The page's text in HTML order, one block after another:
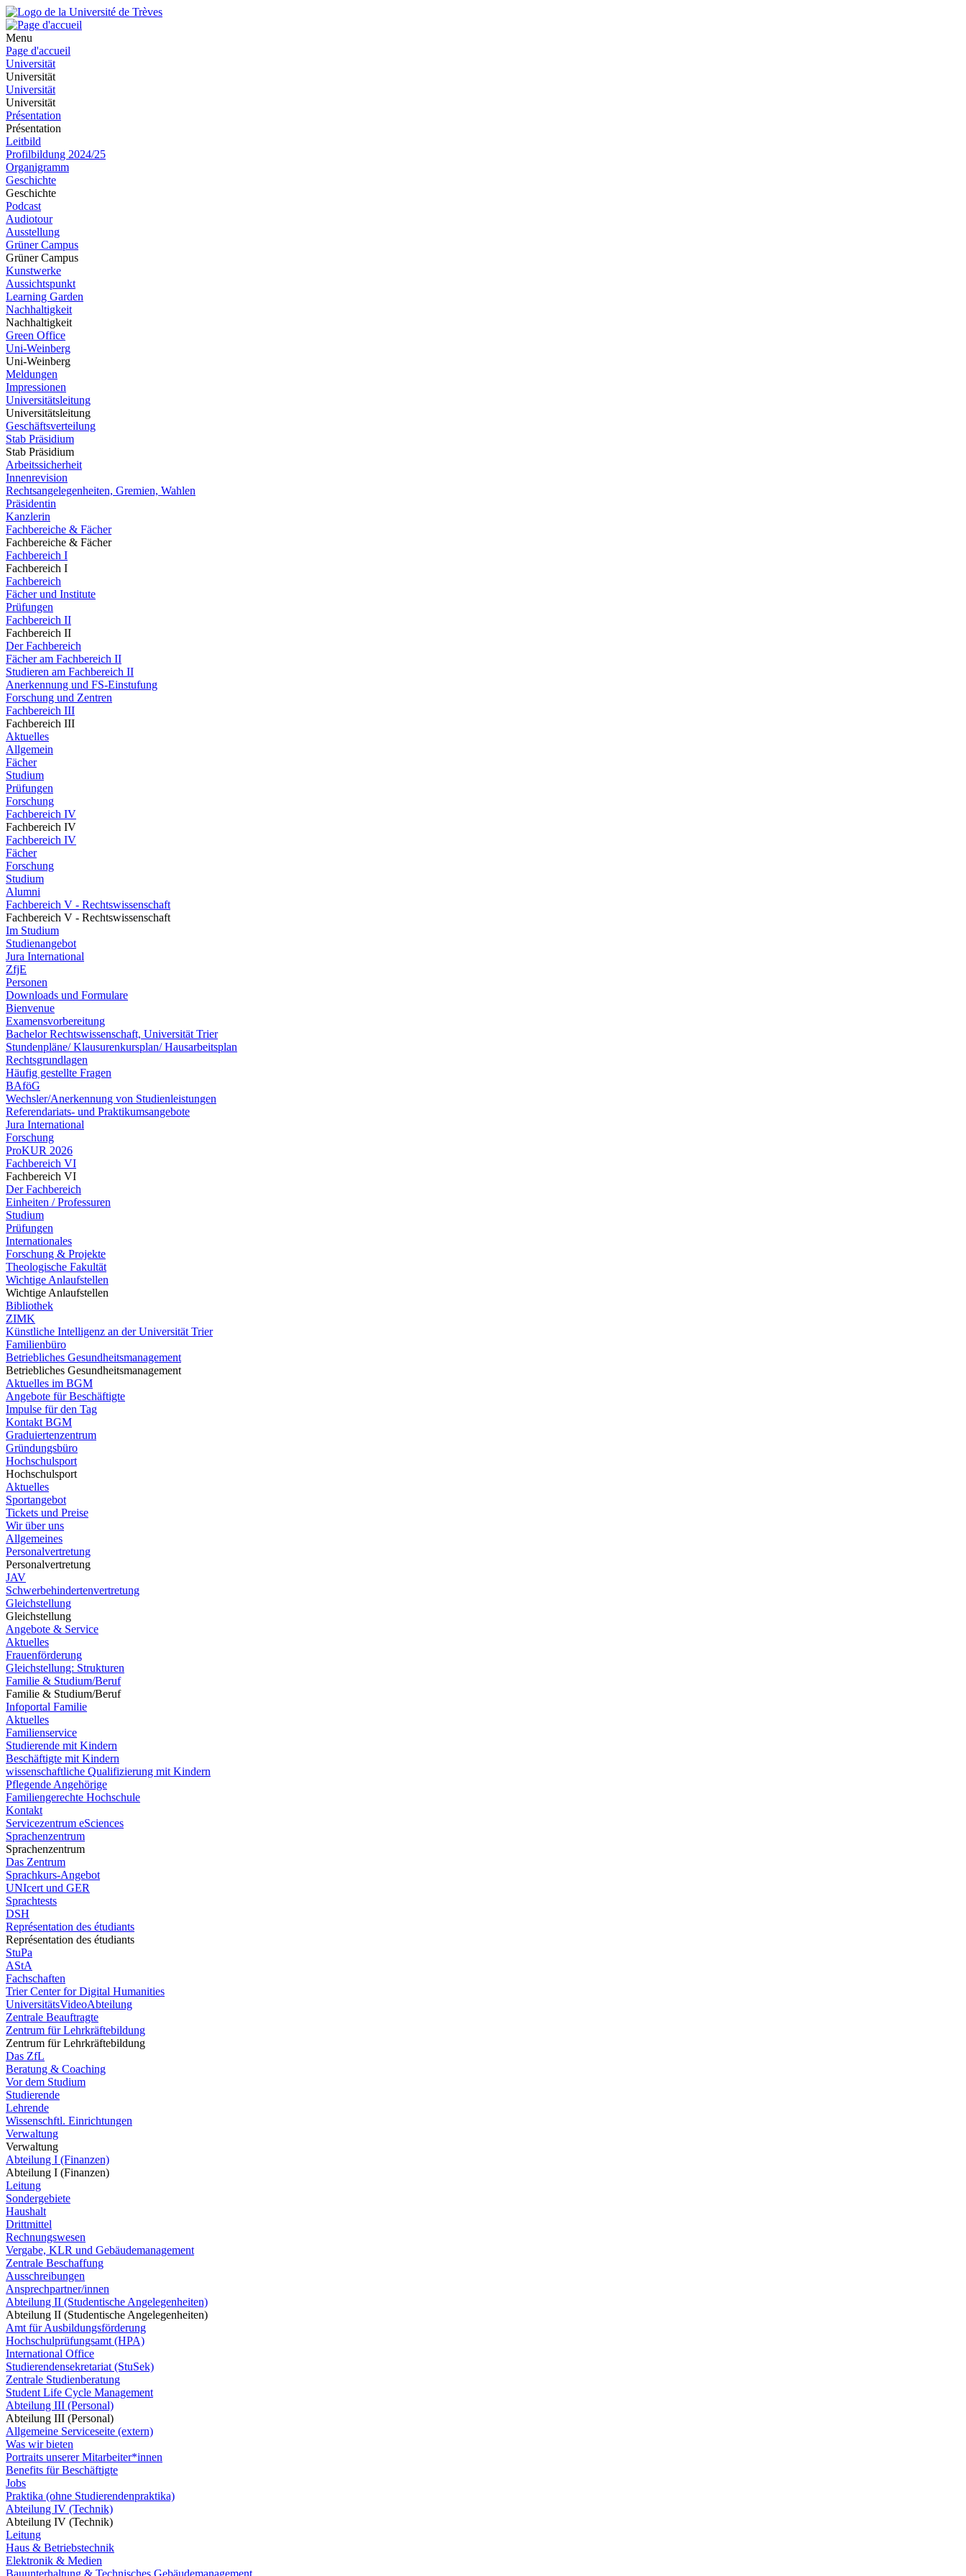
Menu
Page d'accueil
Universität
Universität
Universität
Universität
Présentation
Présentation
Leitbild
Profilbildung 2024/25
Organigramm
Geschichte
Geschichte
Podcast
Audiotour
Ausstellung
Grüner Campus
Grüner Campus
Kunstwerke
Aussichtspunkt
Learning Garden
Nachhaltigkeit
Nachhaltigkeit
Green Office
Uni-Weinberg
Uni-Weinberg
Meldungen
Impressionen
Universitätsleitung
Universitätsleitung
Geschäftsverteilung
Stab Präsidium
Stab Präsidium
Arbeitssicherheit
Innenrevision
Rechtsangelegenheiten, Gremien, Wahlen
Präsidentin
Kanzlerin
Fachbereiche & Fächer
Fachbereiche & Fächer
Fachbereich I
Fachbereich I
Fachbereich
Fächer und Institute
Prüfungen
Fachbereich II
Fachbereich II
Der Fachbereich
Fächer am Fachbereich II
Studieren am Fachbereich II
Anerkennung und FS-Einstufung
Forschung und Zentren
Fachbereich III
Fachbereich III
Aktuelles
Allgemein
Fächer
Studium
Prüfungen
Forschung
Fachbereich IV
Fachbereich IV
Fachbereich IV
Fächer
Forschung
Studium
Alumni
Fachbereich V - Rechtswissenschaft
Fachbereich V - Rechtswissenschaft
Im Studium
Studienangebot
Jura International
ZfjE
Personen
Downloads und Formulare
Bienvenue
Examensvorbereitung
Bachelor Rechtswissenschaft, Universität Trier
Stundenpläne/ Klausurenkursplan/ Hausarbeitsplan
Rechtsgrundlagen
Häufig gestellte Fragen
BAföG
Wechsler/Anerkennung von Studienleistungen
Referendariats- und Praktikumsangebote
Jura International
Forschung
ProKUR 2026
Fachbereich VI
Fachbereich VI
Der Fachbereich
Einheiten / Professuren
Studium
Prüfungen
Internationales
Forschung & Projekte
Theologische Fakultät
Wichtige Anlaufstellen
Wichtige Anlaufstellen
Bibliothek
ZIMK
Künstliche Intelligenz an der Universität Trier
Familienbüro
Betriebliches Gesundheitsmanagement
Betriebliches Gesundheitsmanagement
Aktuelles im BGM
Angebote für Beschäftigte
Impulse für den Tag
Kontakt BGM
Graduiertenzentrum
Gründungsbüro
Hochschulsport
Hochschulsport
Aktuelles
Sportangebot
Tickets und Preise
Wir über uns
Allgemeines
Personalvertretung
Personalvertretung
JAV
Schwerbehindertenvertretung
Gleichstellung
Gleichstellung
Angebote & Service
Aktuelles
Frauenförderung
Gleichstellung: Strukturen
Familie & Studium/Beruf
Familie & Studium/Beruf
Infoportal Familie
Aktuelles
Familienservice
Studierende mit Kindern
Beschäftigte mit Kindern
wissenschaftliche Qualifizierung mit Kindern
Pflegende Angehörige
Familiengerechte Hochschule
Kontakt
Servicezentrum eSciences
Sprachenzentrum
Sprachenzentrum
Das Zentrum
Sprachkurs-Angebot
UNIcert und GER
Sprachtests
DSH
Représentation des étudiants
Représentation des étudiants
StuPa
AStA
Fachschaften
Trier Center for Digital Humanities
UniversitätsVideoAbteilung
Zentrale Beauftragte
Zentrum für Lehrkräftebildung
Zentrum für Lehrkräftebildung
Das ZfL
Beratung & Coaching
Vor dem Studium
Studierende
Lehrende
Wissenschftl. Einrichtungen
Verwaltung
Verwaltung
Abteilung I (Finanzen)
Abteilung I (Finanzen)
Leitung
Sondergebiete
Haushalt
Drittmittel
Rechnungswesen
Vergabe, KLR und Gebäudemanagement
Zentrale Beschaffung
Ausschreibungen
Ansprechpartner/innen
Abteilung II (Studentische Angelegenheiten)
Abteilung II (Studentische Angelegenheiten)
Amt für Ausbildungsförderung
Hochschulprüfungsamt (HPA)
International Office
Studierendensekretariat (StuSek)
Zentrale Studienberatung
Student Life Cycle Management
Abteilung III (Personal)
Abteilung III (Personal)
Allgemeine Serviceseite (extern)
Was wir bieten
Portraits unserer Mitarbeiter*innen
Benefits für Beschäftigte
Jobs
Praktika (ohne Studierendenpraktika)
Abteilung IV (Technik)
Abteilung IV (Technik)
Leitung
Haus & Betriebstechnik
Elektronik & Medien
Bauunterhaltung & Technisches Gebäudemanagement